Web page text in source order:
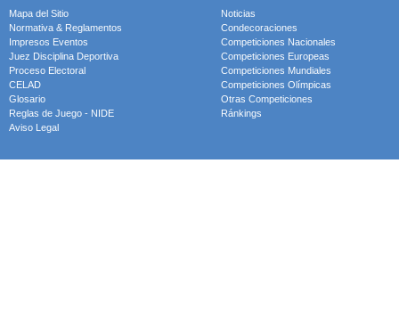
Mapa del Sitio
Normativa & Reglamentos
Impresos Eventos
Juez Disciplina Deportiva
Proceso Electoral
CELAD
Glosario
Reglas de Juego - NIDE
Aviso Legal
Noticias
Condecoraciones
Competiciones Nacionales
Competiciones Europeas
Competiciones Mundiales
Competiciones Olímpicas
Otras Competiciones
Ránkings